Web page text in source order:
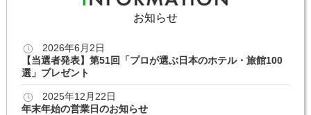
お知らせ
2026年6月2日
【当選者発表】第51回「プロが選ぶ日本のホテル・旅館100
選」プレゼント
2025年12月22日
年末年始の営業日のお知らせ